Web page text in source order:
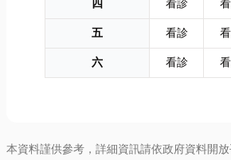
四
看診
五
看診
六
看診
本資料謹供參考，詳細資訊請依政府資料開放